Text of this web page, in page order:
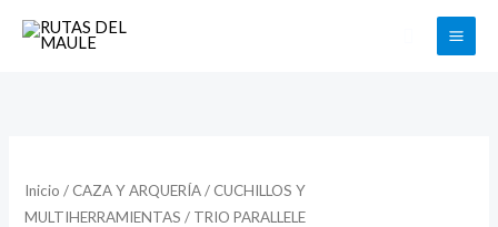
Buscar
Inicio / CAZA Y ARQUERÍA/ CUCHILLOS Y
MULTIHERRAMIENTAS / TRIO PARALLELE
PARALLELE
cantidad